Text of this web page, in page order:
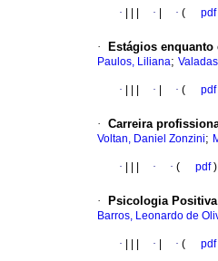
· · · ( pdf
· Estágios
Paulos, Liliana;
· · · ( pdf
· Carreira
Voltan, Daniel Zonzini;
· · · ( pdf)
· Psicologia
Barros, Leonardo de
· · · ( pdf